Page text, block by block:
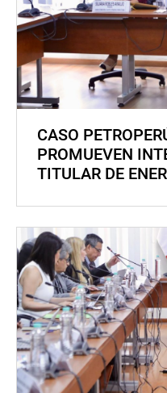
CASO
PROMUEVEN
TITULAR DE